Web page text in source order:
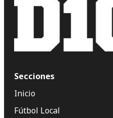
Secciones
Inicio
Fútbol Local